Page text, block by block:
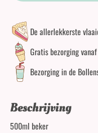
De allerlekkerste
Gratis bezorging
Bezorging in de
Beschrijving
500ml beker